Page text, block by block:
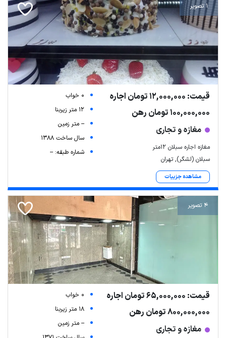
1 تصویر
قیمت: 12,000,000 تومان اجاره
100,000,000 تومان رهن
مغازه و تجاری
مغازه اجاره سبلان 12متر
سبلان (لشگر), تهران
مشاهده جزییات
0 خواب
12 متر زیربنا
-- متر زمین
سال ساخت 1388
شماره طبقه: --
4 تصویر
قیمت: 65,000,000 تومان اجاره
800,000,000 تومان رهن
مغازه و تجاری
0 خواب
18 متر زیربنا
-- متر زمین